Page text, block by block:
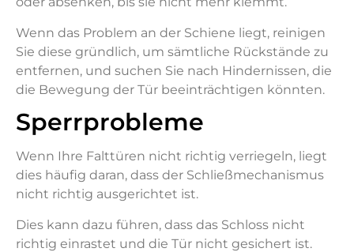
Wenn das Problem an der Schiene liegt, reinigen
Sie diese gründlich, um sämtliche Rückstände zu
entfernen, und suchen Sie nach Hindernissen, die
die Bewegung der Tür beeinträchtigen könnten.
Sperrprobleme
Wenn Ihre Falttüren nicht richtig verriegeln, liegt
dies häufig daran, dass der Schließmechanismus
nicht richtig ausgerichtet ist.
Dies kann dazu führen, dass das Schloss nicht
richtig einrastet und die Tür nicht gesichert ist.